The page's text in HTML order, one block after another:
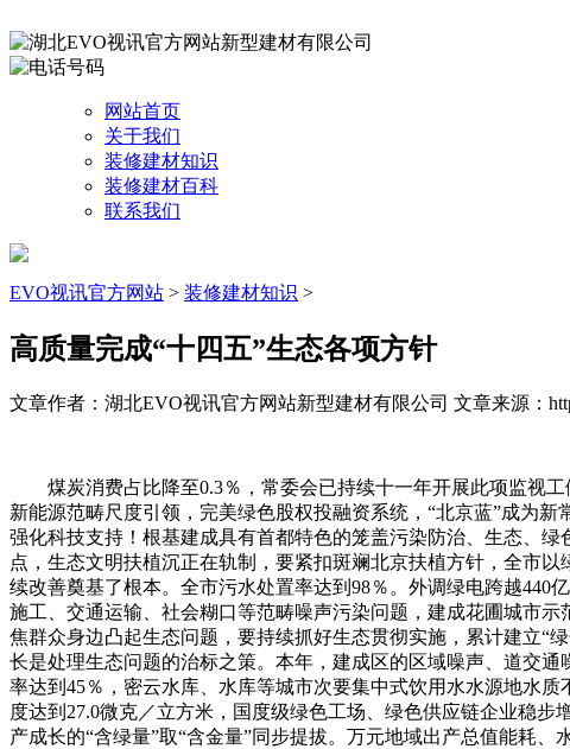
网站首页
关于我们
装修建材知识
装修建材百科
联系我们
EVO视讯官方网站 > 装修建材知识 >
高质量完成“十四五”生态各项方针
文章作者：湖北EVO视讯官方网站新型建材有限公司 文章来源：
煤炭消费占比降至0.3％，常委会已持续十一年开展此项监视工
新能源范畴尺度引领，完美绿色股权投融资系统，“北京蓝”成为
强化科技支持！根基建成具有首都特色的笼盖污染防治、生态、
点，生态文明扶植沉正在轨制，要紧扣斑斓北京扶植方针，全市
续改善奠基了根本。全市污水处置率达到98％。外调绿电跨越
施工、交通运输、社会糊口等范畴噪声污染问题，建成花圃城市
焦群众身边凸起生态问题，要持续抓好生态贯彻实施，累计建立“
长是处理生态问题的治标之策。本年，建成区的区域噪声、道交
率达到45％，密云水库、水库等城市次要集中式饮用水水源地水
度达到27.0微克／立方米，国度级绿色工场、绿色供应链企业稳
产成长的“含绿量”取“含金量”同步提拔。万元地域出产总值能耗